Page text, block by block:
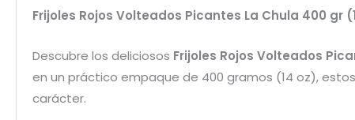
Frijoles Rojos Volteados Picantes La Chula 400
Descubre los deliciosos Frijoles Rojos Volteados
en un práctico empaque de 400 gramos (14 oz),
carácter.